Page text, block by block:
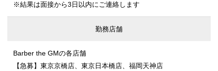
※結果は面接から3日以内にご連絡します
勤務店舗
Barber the GMの各店舗
【急募】東京京橋店、東京日本橋店、福岡天神店